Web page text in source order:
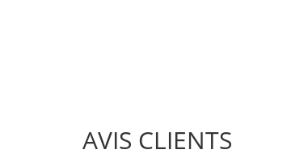
AVIS CLIENTS